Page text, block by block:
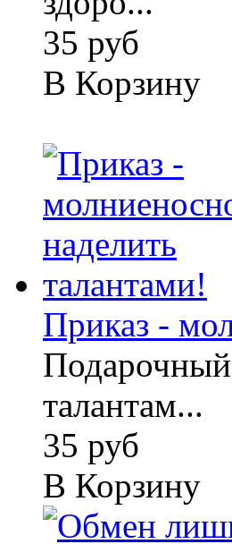
35 руб
В Корзину
Приказ -
талантам...
35 руб
В Корзину